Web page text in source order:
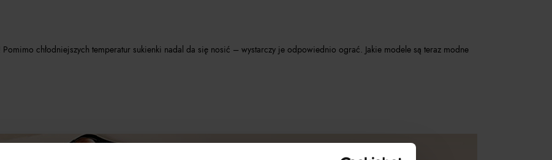
chłodniejszych temperatur sukienki nadal da się nosić – wystarczy je odpowiednio ograć. Jakie modele są teraz modne